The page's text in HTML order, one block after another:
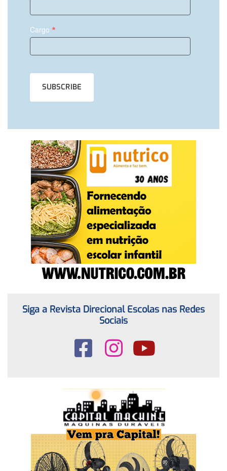
Cargo *
Siga a Revista Direcional Escolas nas Redes
Sociais